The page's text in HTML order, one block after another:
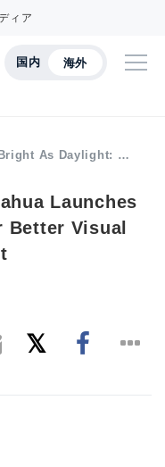
ィア
国内 海外
As Daylight: …
Launches
Better Visual